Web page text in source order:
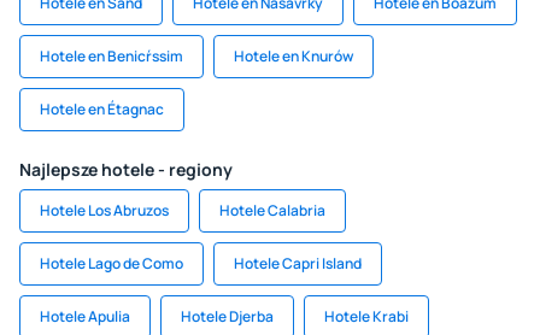
Hotele en Benicŕssim Hotele en Knurów
Hotele en Étagnac
Najlepsze hotele - regiony
Hotele Los Abruzos Hotele Calabria
Hotele Lago de Como Hotele Capri Island
Hotele Apulia Hotele Djerba Hotele Krabi